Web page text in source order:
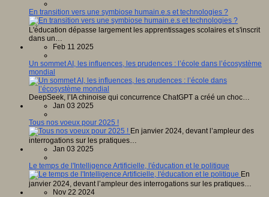
En transition vers une symbiose humain.e.s et technologies ?
L'éducation dépasse largement les apprentissages scolaires et s'inscrit
dans un…
Feb 11 2025
Un sommet AI, les influences, les prudences : l’école dans l’écosystème
mondial
DeepSeek, l’IA chinoise qui concurrence ChatGPT a créé un choc…
Jan 03 2025
Tous nos voeux pour 2025 !
En janvier 2024, devant l’ampleur des
interrogations sur les pratiques…
Jan 03 2025
Le temps de l'Intelligence Artificielle, l'éducation et le politique
En
janvier 2024, devant l’ampleur des interrogations sur les pratiques…
Nov 22 2024